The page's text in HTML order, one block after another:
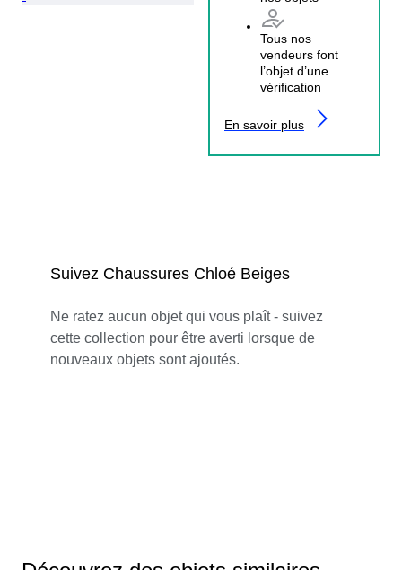
Tous nos
vendeurs font
l’objet d’une
vérification
En savoir plus
Suivez Chaussures Chloé Beiges
Ne ratez aucun objet qui vous plaît - suivez
cette collection pour être averti lorsque de
nouveaux objets sont ajoutés.